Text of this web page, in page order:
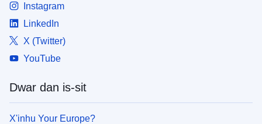
Instagram
LinkedIn
X (Twitter)
YouTube
Dwar dan is-sit
X'inhu Your Europe?